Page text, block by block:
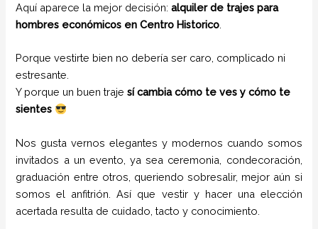
Aquí aparece la mejor decisión:alquiler de trajes para
hombres económicos en Centro Historico
Porque vestirte bien no debería ser caro, complicado ni
estresante.
Y porque un buen trajesí cambia cómo te ves y cómo te
sientes
Nos gusta vernos elegantes y modernos cuando somos
invitados a un evento, ya sea ceremonia, condecoración,
graduación entre otros, queriendo sobresalir, mejor aún si
somos el anfitrión. Así que vestir y hacer una elección
acertada resulta de cuidado, tacto y conocimiento.